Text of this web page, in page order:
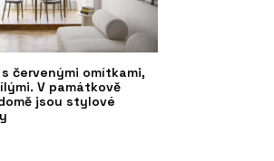
červenými omítkami,
V památkově
jsou stylové